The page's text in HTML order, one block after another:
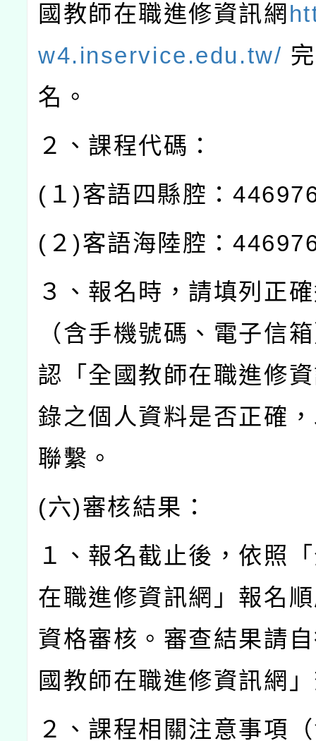
國教師在職進修資訊網
w4.inservice.edu.tw/
名。
２、課程代碼：
( １)客語四縣腔：
( ２)客語海陸腔：
３、報名時，請填列正
（含手機號碼、電子信
認「全國教師在職進修
錄之個人資料是否正確
聯繫。
(六)審核結果：
１、報名截止後，依照
在職進修資訊網」報名
資格審核。審查結果請
國教師在職進修資訊網
２、課程相關注意事項